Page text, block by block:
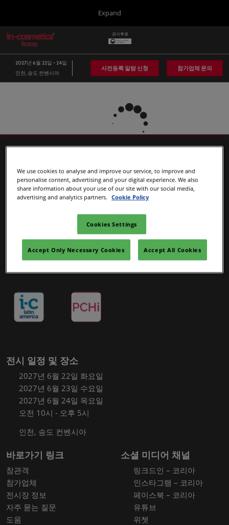
바
가
close
menu.
Expand
in-cosmetics Group
Global
Asia
글
로
벌
네
비
게
축
소
공식후원
2027년 6월 22일 - 24일
인천, 송도 컨벤시아
사전등록 알람 신청 참가업체 문의
인-코스메틱스 포트폴리오
전시 일정 및 장소
2027년 6월 22일 화요일
2027년 6월 23일 수요일
2027년 6월 24일 목요일
오전 10시 - 오후 5시
인천, 송도 컨벤시아
바로가기 링크
참관객
참가업체
전시장 정보
자주 묻는 질문
도움
소셜 미디어 채널
링크드인 – 코리아
인스타그램 – 코리아
페이스북 – 코리아
유튜브
위쳇
We use cookies to analyse and improve our service, to improve and
personalise content, advertising and your digital experience. We also
share information about your use of our site with our social media,
advertising and analytics partners.
Cookie Policy
Cookies Settings
Accept Only Necessary Cookies Accept All Cookies